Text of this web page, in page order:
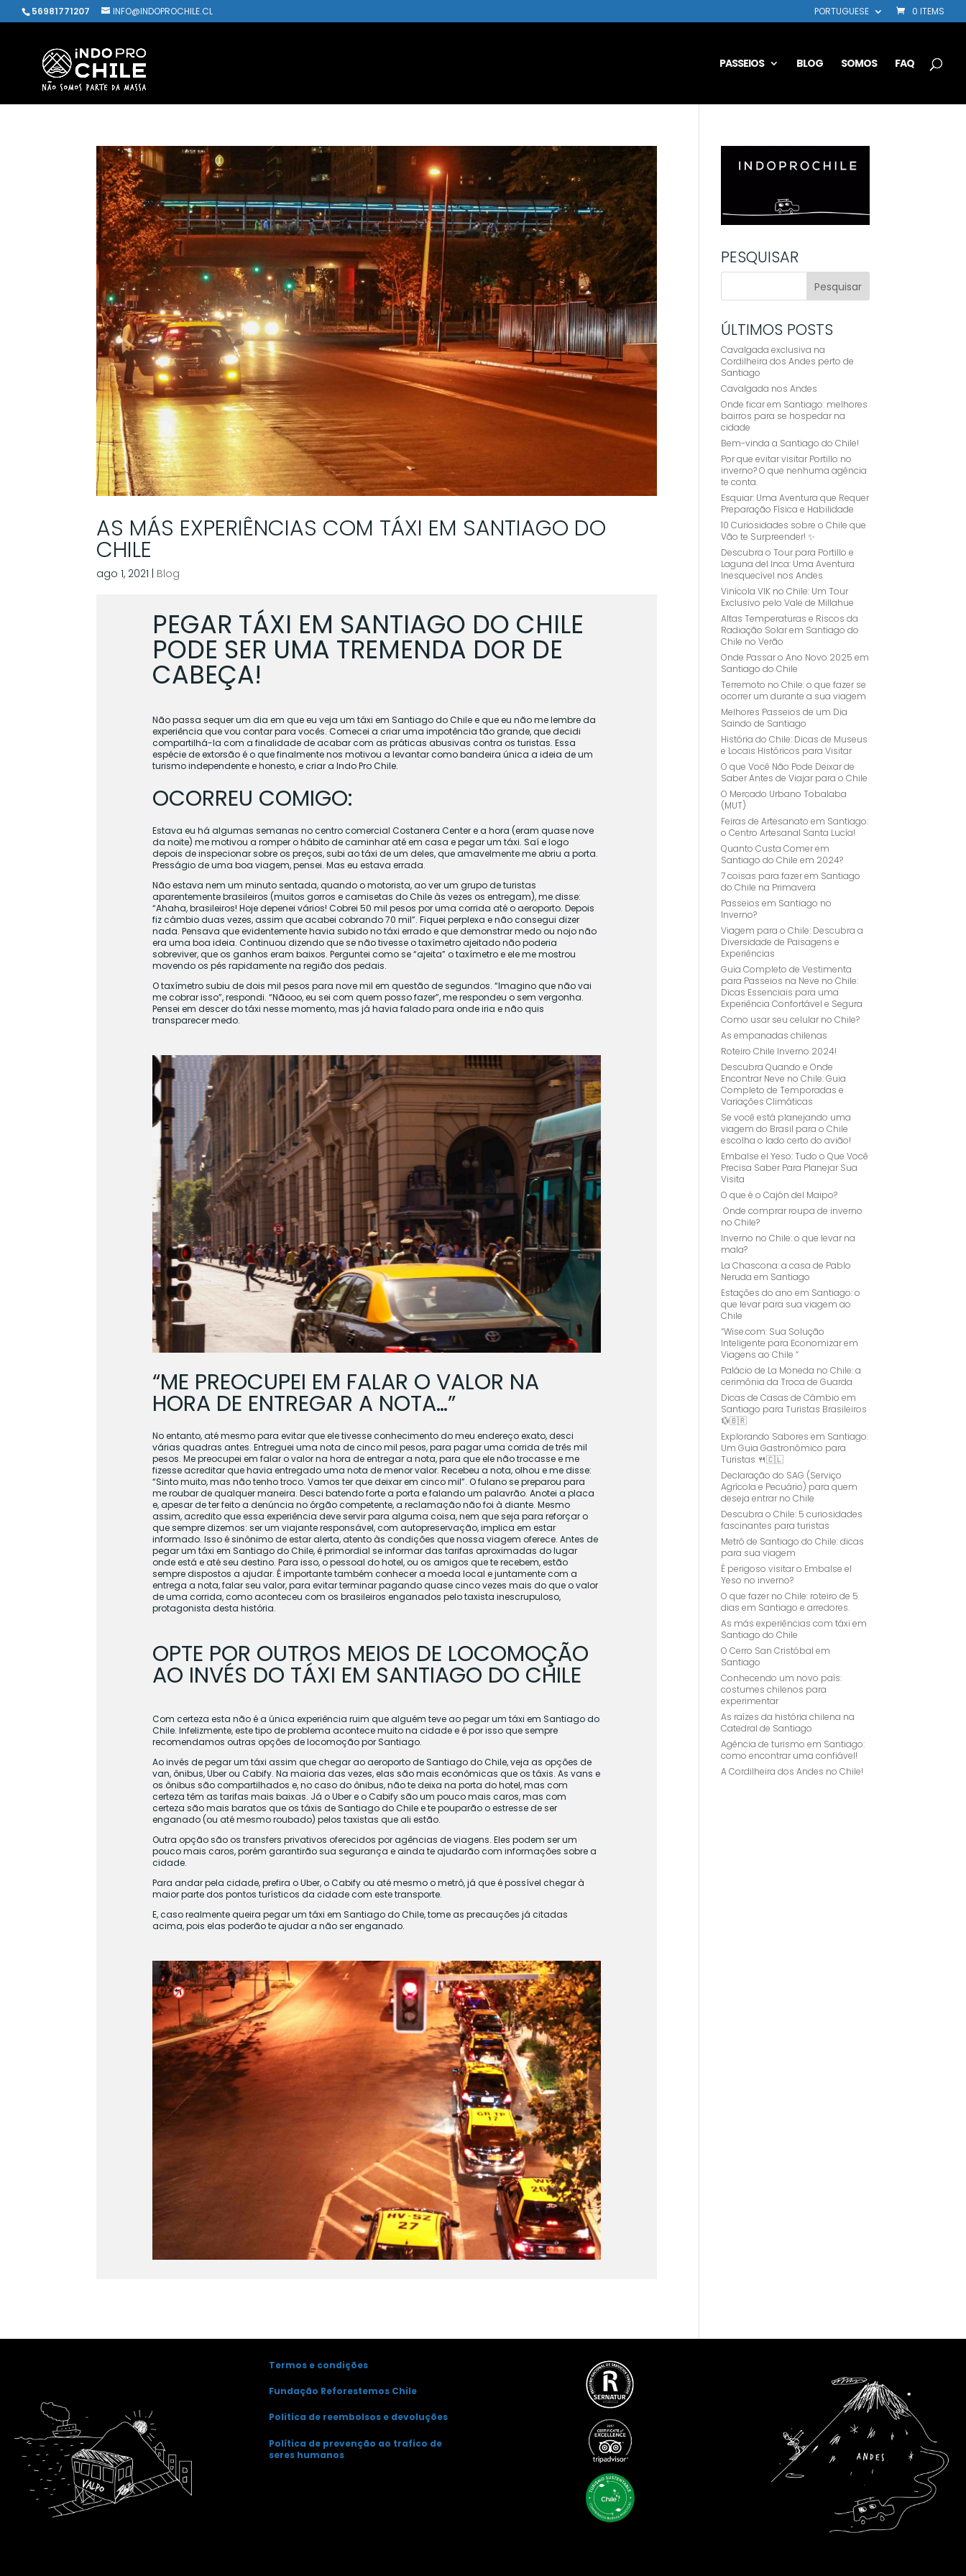
56981771207 INFO@INDOPROCHILE.CL PORTUGUESE 0 ITEMS
PASSEIOS BLOG SOMOS FAQ
AS MÁS EXPERIÊNCIAS COM TÁXI EM SANTIAGO DO
CHILE
ago 1, 2021 Blog
PEGAR TÁXI EM SANTIAGO DO CHILE
PODE SER UMA TREMENDA DOR DE
CABEÇA!
Não passa sequer um dia em que eu veja um táxi em Santiago do Chile e que eu não me lembre da
experiência que vou contar para vocês. Comecei a criar uma impotência tão grande, que decidi
compartilhá-la com a finalidade de acabar com as práticas abusivas contra os turistas. Essa
espécie de extorsão é o que finalmente nos motivou a levantar como bandeira única a ideia de um
turismo independente e honesto, e criar a Indo Pro Chile.
OCORREU COMIGO:
Estava eu há algumas semanas no centro comercial Costanera Center e a hora (eram quase nove
da noite) me motivou a romper o hábito de caminhar até em casa e pegar um táxi. Saí e logo
depois de inspecionar sobre os preços, subi ao táxi de um deles, que amavelmente me abriu a porta.
Presságio de uma boa viagem, pensei. Mas eu estava errada.
Não estava nem um minuto sentada, quando o motorista, ao ver um grupo de turistas
aparentemente brasileiros (muitos gorros e camisetas do Chile às vezes os entregam), me disse:
“Ahaha, brasileiros! Hoje depenei vários! Cobrei 50 mil pesos por uma corrida até o aeroporto. Depois
fiz câmbio duas vezes, assim que acabei cobrando 70 mil”. Fiquei perplexa e não consegui dizer
nada. Pensava que evidentemente havia subido no táxi errado e que demonstrar medo ou nojo não
era uma boa ideia. Continuou dizendo que se não tivesse o taxímetro ajeitado não poderia
sobreviver, que os ganhos eram baixos. Perguntei como se “ajeita” o taxímetro e ele me mostrou
movendo os pés rapidamente na região dos pedais.
O taxímetro subiu de dois mil pesos para nove mil em questão de segundos. “Imagino que não vai
me cobrar isso”, respondi. “Nãooo, eu sei com quem posso fazer”, me respondeu o sem vergonha.
Pensei em descer do táxi nesse momento, mas já havia falado para onde iria e não quis
transparecer medo.
“ME PREOCUPEI EM FALAR O VALOR NA
HORA DE ENTREGAR A NOTA…”
No entanto, até mesmo para evitar que ele tivesse conhecimento do meu endereço exato, desci
várias quadras antes. Entreguei uma nota de cinco mil pesos, para pagar uma corrida de três mil
pesos. Me preocupei em falar o valor na hora de entregar a nota, para que ele não trocasse e me
fizesse acreditar que havia entregado uma nota de menor valor. Recebeu a nota, olhou e me disse:
“Sinto muito, mas não tenho troco. Vamos ter que deixar em cinco mil”. O fulano se preparou para
me roubar de qualquer maneira. Desci batendo forte a porta e falando um palavrão. Anotei a placa
e, apesar de ter feito a denúncia no órgão competente, a reclamação não foi à diante. Mesmo
assim, acredito que essa experiência deve servir para alguma coisa, nem que seja para reforçar o
que sempre dizemos: ser um viajante responsável, com autopreservação, implica em estar
informado. Isso é sinônimo de estar alerta, atento às condições que nossa viagem oferece. Antes de
pegar um táxi em Santiago do Chile, é primordial se informar das tarifas aproximadas do lugar
onde está e até seu destino. Para isso, o pessoal do hotel, ou os amigos que te recebem, estão
sempre dispostos a ajudar. É importante também conhecer a moeda local e juntamente com a
entrega a nota, falar seu valor, para evitar terminar pagando quase cinco vezes mais do que o valor
de uma corrida, como aconteceu com os brasileiros enganados pelo taxista inescrupuloso,
protagonista desta história.
OPTE POR OUTROS MEIOS DE LOCOMOÇÃO
AO INVÉS DO TÁXI EM SANTIAGO DO CHILE
Com certeza esta não é a única experiência ruim que alguém teve ao pegar um táxi em Santiago do
Chile. Infelizmente, este tipo de problema acontece muito na cidade e é por isso que sempre
recomendamos outras opções de locomoção por Santiago.
Ao invés de pegar um táxi assim que chegar ao aeroporto de Santiago do Chile, veja as opções de
van, ônibus, Uber ou Cabify. Na maioria das vezes, elas são mais econômicas que os táxis. As vans e
os ônibus são compartilhados e, no caso do ônibus, não te deixa na porta do hotel, mas com
certeza têm as tarifas mais baixas. Já o Uber e o Cabify são um pouco mais caros, mas com
certeza são mais baratos que os táxis de Santiago do Chile e te pouparão o estresse de ser
enganado (ou até mesmo roubado) pelos taxistas que ali estão.
Outra opção são os transfers privativos oferecidos por agências de viagens. Eles podem ser um
pouco mais caros, porém garantirão sua segurança e ainda te ajudarão com informações sobre a
cidade.
Para andar pela cidade, prefira o Uber, o Cabify ou até mesmo o metrô, já que é possível chegar à
maior parte dos pontos turísticos da cidade com este transporte.
E, caso realmente queira pegar um táxi em Santiago do Chile, tome as precauções já citadas
acima, pois elas poderão te ajudar a não ser enganado.
PESQUISAR
ÚLTIMOS POSTS
Cavalgada exclusiva na
Cordilheira dos Andes perto de
Santiago
Cavalgada nos Andes
Onde ficar em Santiago: melhores
bairros para se hospedar na
cidade
Bem-vinda a Santiago do Chile!
Por que evitar visitar Portillo no
inverno? O que nenhuma agência
te conta.
Esquiar: Uma Aventura que Requer
Preparação Física e Habilidade
10 Curiosidades sobre o Chile que
Vão te Surpreender! ✨
Descubra o Tour para Portillo e
Laguna del Inca: Uma Aventura
Inesquecível nos Andes
Vinícola VIK no Chile: Um Tour
Exclusivo pelo Vale de Millahue
Altas Temperaturas e Riscos da
Radiação Solar em Santiago do
Chile no Verão
Onde Passar o Ano Novo 2025 em
Santiago do Chile
Terremoto no Chile: o que fazer se
ocorrer um durante a sua viagem
Melhores Passeios de um Dia
Saindo de Santiago
História do Chile: Dicas de Museus
e Locais Históricos para Visitar
O que Você Não Pode Deixar de
Saber Antes de Viajar para o Chile
O Mercado Urbano Tobalaba
(MUT)
Feiras de Artesanato em Santiago:
o Centro Artesanal Santa Lucía!
Quanto Custa Comer em
Santiago do Chile em 2024?
7 coisas para fazer em Santiago
do Chile na Primavera
Passeios em Santiago no
Inverno?
Viagem para o Chile: Descubra a
Diversidade de Paisagens e
Experiências
Guia Completo de Vestimenta
para Passeios na Neve no Chile:
Dicas Essenciais para uma
Experiência Confortável e Segura
Como usar seu celular no Chile?
As empanadas chilenas
Roteiro Chile Inverno 2024!
Descubra Quando e Onde
Encontrar Neve no Chile: Guia
Completo de Temporadas e
Variações Climáticas
Se você está planejando uma
viagem do Brasil para o Chile
escolha o lado certo do avião!
Embalse el Yeso: Tudo o Que Você
Precisa Saber Para Planejar Sua
Visita
O que é o Cajón del Maipo?
Onde comprar roupa de inverno
no Chile?
Inverno no Chile: o que levar na
mala?
La Chascona: a casa de Pablo
Neruda em Santiago
Estações do ano em Santiago: o
que levar para sua viagem ao
Chile
“Wise.com: Sua Solução
Inteligente para Economizar em
Viagens ao Chile “
Palácio de La Moneda no Chile: a
cerimônia da Troca de Guarda
Dicas de Casas de Câmbio em
Santiago para Turistas Brasileiros
💱🇧🇷
Explorando Sabores em Santiago:
Um Guia Gastronômico para
Turistas 🍴🇨🇱
Declaração do SAG (Serviço
Agrícola e Pecuário) para quem
deseja entrar no Chile
Descubra o Chile: 5 curiosidades
fascinantes para turistas
Metrô de Santiago do Chile: dicas
para sua viagem
É perigoso visitar o Embalse el
Yeso no inverno?
O que fazer no Chile: roteiro de 5
dias em Santiago e arredores.
As más experiências com táxi em
Santiago do Chile
O Cerro San Cristóbal em
Santiago
Conhecendo um novo país:
costumes chilenos para
experimentar
As raízes da história chilena na
Catedral de Santiago
Agência de turismo em Santiago:
como encontrar uma confiável!
A Cordilheira dos Andes no Chile!
Termos e condições
Fundação Reforestemos Chile
Politica de reembolsos e devoluções
Política de prevenção ao trafico de
seres humanos